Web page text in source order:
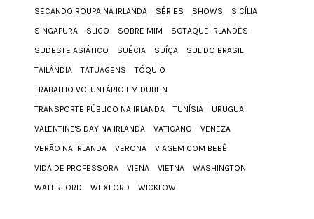
SECANDO ROUPA NA IRLANDA
SÉRIES SHOWS
SICÍLIA
SINGAPURA
SLIGO SOBRE MIM
SOTAQUE IRLANDÊS
SUDESTE ASIÁTICO
SUÉCIA SUÍÇA
SUL DO BRASIL
TAILÂNDIA
TATUAGENS
TÓQUIO
TRABALHO VOLUNTÁRIO EM DUBLIN
TRANSPORTE PÚBLICO NA IRLANDA
TUNÍSIA
URUGUAI
VALENTINE'S DAY NA IRLANDA
VATICANO
VENEZA
VERÃO NA IRLANDA
VERONA
VIAGEM COM BEBÊ
VIDA DE PROFESSORA
VIENA VIETNÃ
WASHINGTON
WATERFORD
WEXFORD WICKLOW